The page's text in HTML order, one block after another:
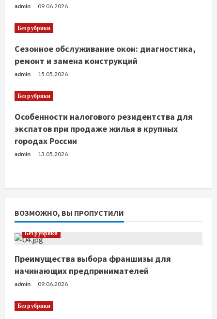
н
и
е
admin 09.06.2026
Без рубрики
Сезонное обслуживание окон: диагностика,
ремонт и замена конструкций
admin 15.05.2026
Без рубрики
Особенности налогового резидентства для
экспатов при продаже жилья в крупных
городах России
admin 13.05.2026
ВОЗМОЖНО, ВЫ ПРОПУСТИЛИ
Без рубрики
Преимущества выбора франшизы для
начинающих предпринимателей
admin 09.06.2026
Без рубрики